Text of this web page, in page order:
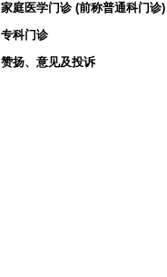
家庭医学门诊 (前称普通科门诊)
专科门诊
赞扬、意见及投诉